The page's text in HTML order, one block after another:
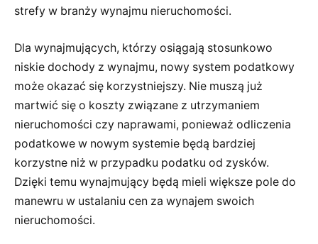
strefy w branży wynajmu nieruchomości.
Dla wynajmujących, którzy osiągają stosunkowo
niskie dochody z wynajmu, nowy system podatkowy
może okazać się korzystniejszy. Nie muszą już
martwić się o koszty związane z utrzymaniem
nieruchomości czy naprawami, ponieważ odliczenia
podatkowe w nowym systemie będą bardziej
korzystne niż w przypadku podatku od zysków.
Dzięki temu wynajmujący będą mieli większe pole do
manewru w ustalaniu cen za wynajem swoich
nieruchomości.